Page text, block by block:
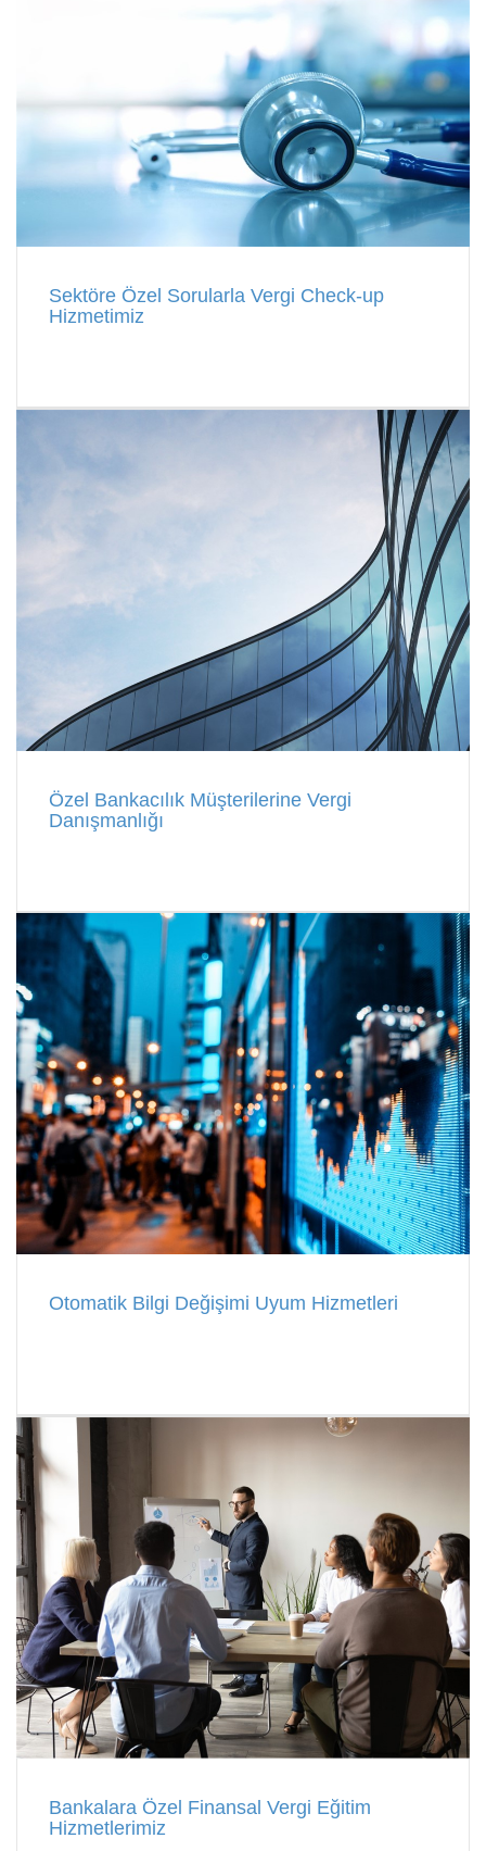
Sektöre Özel Sorularla Vergi Check-up
Hizmetimiz
Özel Bankacılık Müşterilerine Vergi
Danışmanlığı
Otomatik Bilgi Değişimi Uyum Hizmetleri
Bankalara Özel Finansal Vergi Eğitim
Hizmetlerimiz